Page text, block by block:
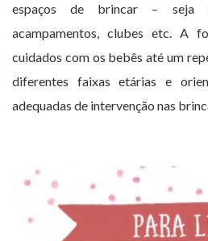
espaços de brincar – seja
acampamentos, clubes etc. A
cuidados com os bebês até um
diferentes faixas etárias e
adequadas de intervenção nas